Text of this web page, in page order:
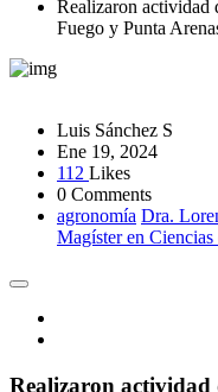
Realizaron actividad
Fuego y Punta
Luis Sánchez S
Ene 19, 2024
112 Likes
0 Comments
agronomía Dra.
Magíster en
Realizaron actividad